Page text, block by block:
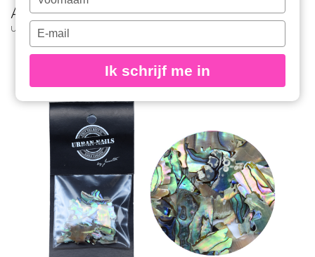
Abalone Sea Shell 02
URBAN NAILS
je
naam
Typ
je
e-
in
Ik schrijf me in